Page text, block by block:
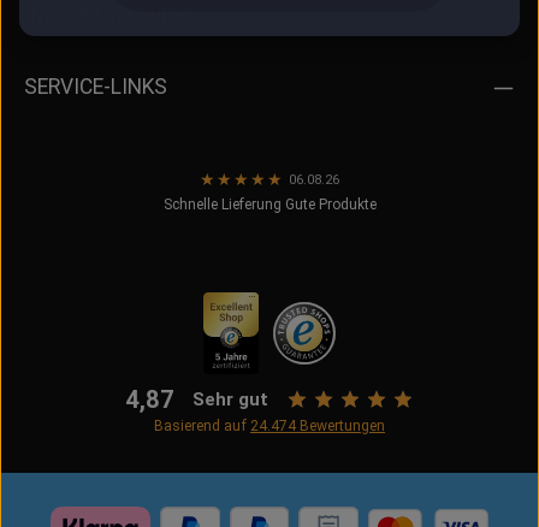
SERVICE-LINKS
★ ★ ★ ★ ★ 06.08.26
Schnelle Lieferung Gute Produkte
4,87 Sehr gut
Basierend auf 24.474 Bewertungen